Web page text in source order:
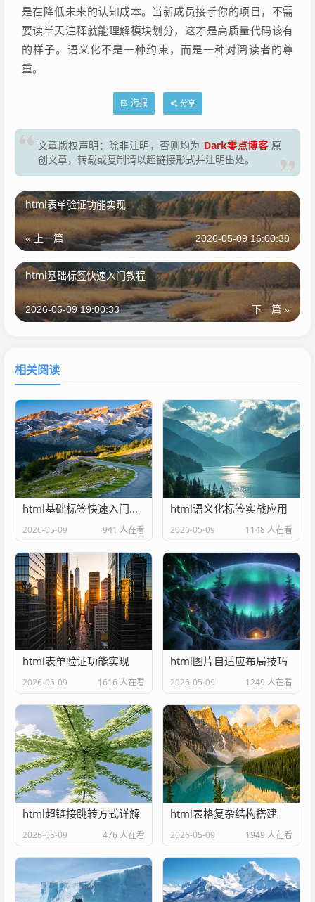
是在降低未来的认知成本。当新成员接手你的项目，不需
要读半天注释就能理解模块划分，这才是高质量代码该有
的样子。语义化不是一种约束，而是一种对阅读者的尊
重。
海报 分享
文章版权声明：除非注明，否则均为 Dark零点博客 原
创文章，转载或复制请以超链接形式并注明出处。
html表单验证功能实现
« 上一篇 2026-05-09 16:00:38
html基础标签快速入门教程
下一篇 »
2026-05-09 19:00:33
相关阅读
html基础标签快速入门教程
2026-05-09 941 人在看
html语义化标签实战应用
2026-05-09 1148 人在看
html表单验证功能实现
2026-05-09 1616 人在看
html图片自适应布局技巧
2026-05-09 1249 人在看
html超链接跳转方式详解
2026-05-09 476 人在看
html表格复杂结构搭建
2026-05-09 1949 人在看